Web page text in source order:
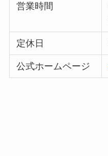
営業時間
定休日
公式ホームページ